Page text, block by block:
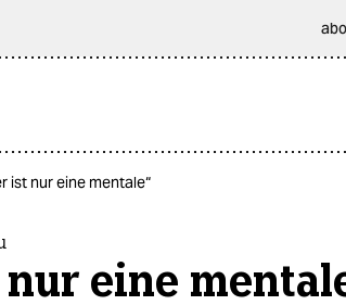
abo
ist nur eine mentale“
eine